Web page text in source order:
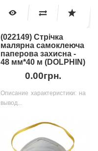
(022149) Стрічка
малярна самоклеюча
паперова захисна -
48 мм*40 м (DOLPHIN)
0.00грн.
Описание характеристики: на
вывод...